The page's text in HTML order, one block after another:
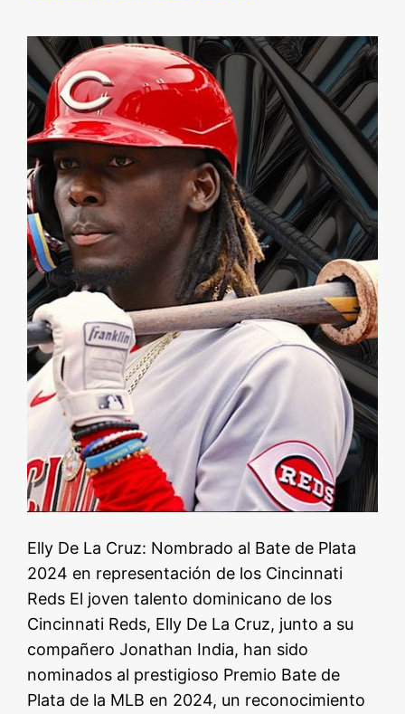
Elly De La Cruz: Nombrado al Bate de Plata
2024 en representación de los Cincinnati
Reds El joven talento dominicano de los
Cincinnati Reds, Elly De La Cruz, junto a su
compañero Jonathan India, han sido
nominados al prestigioso Premio Bate de
Plata de la MLB en 2024, un reconocimiento